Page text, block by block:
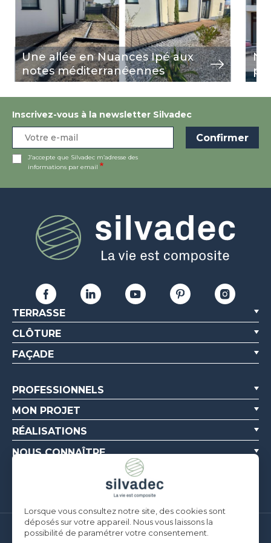
Une allée en Nuances Ipé aux
notes méditerranéennes
Inscrivez-vous à la newsletter Silvadec
J’accepte que Silvadec m’adresse des
informations par email
TERRASSE
CLÔTURE
FAÇADE
PROFESSIONNELS
MON PROJET
RÉALISATIONS
NOUS CONNAÎTRE
Silvadec France
Lorsque vous consultez notre site, des cookies sont
déposés sur votre appareil. Nous vous laissons la
possibilité de paramétrer votre consentement.